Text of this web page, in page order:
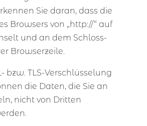
Sie daran, dass die
Browsers von „http://“ auf
und an dem Schloss-
Browserzeile.
bzw. TLS-Verschlüsselung
die Daten, die Sie an
nicht von Dritten